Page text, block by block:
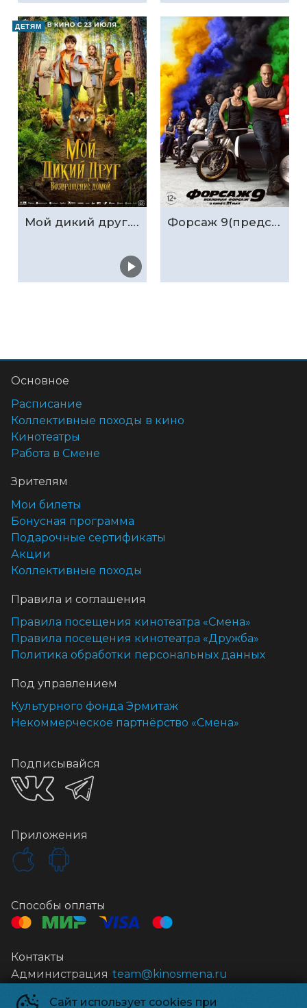
ДЕТЯМ
Мой дикий друг. Возвращение домой Форсаж 9(предс.обсл. & Три добрых дела)
Сайт использует cookies при
Основное
Расписание
Коллективные походы в кино
Кинотеатры
Работа в Смене
Зрителям
Мои билеты
Бонусная программа
Подарочные сертификаты
Акции
Коллективные походы
Правила и соглашения
Правила посещения кинотеатра «Смена»
Правила посещения кинотеатра «Дружба»
Политика обработки персональных данных
Под управлением
Культурного фонда Эрмитаж
Некоммерческое партнёрство «Смена»
Подписывайся
Приложения
Способы оплаты
Контакты
Администрация team@kinosmena.ru